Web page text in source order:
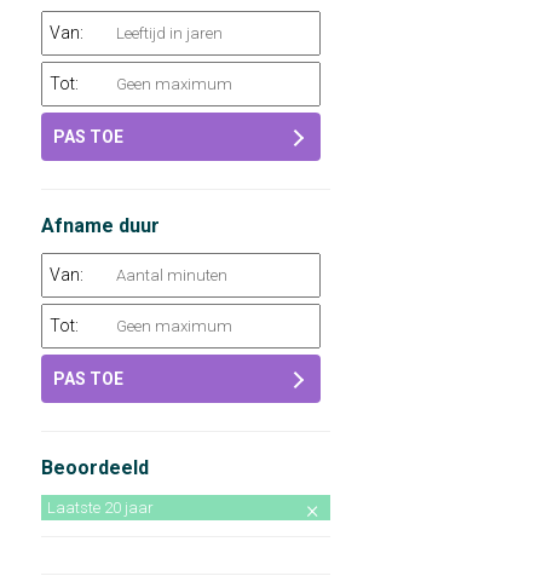
Van:
Tot:
PAS TOE
Afname duur
Van:
Tot:
PAS TOE
Beoordeeld
Laatste 20 jaar